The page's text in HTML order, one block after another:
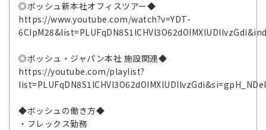
◎ボッシュ新本社オフィスツアー◆
https://www.youtube.com/watch?v=YDT-
◎ボッシュ・ジャパン本社 施設関連◆
https://youtube.com/playlist?
◆ボッシュの働き方◆
・フレックス勤務